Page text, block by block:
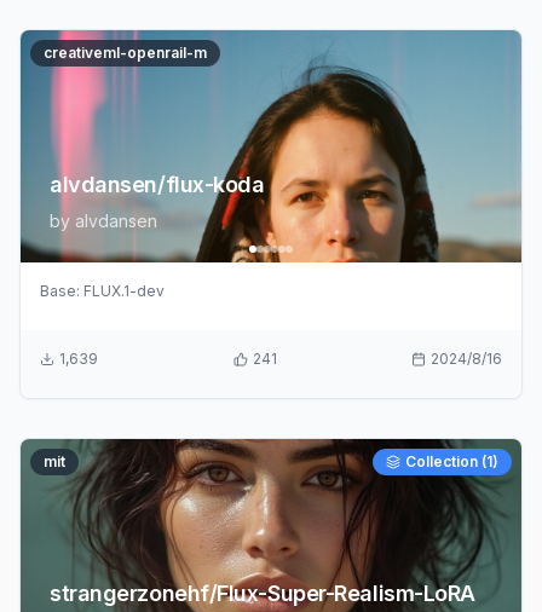
creativeml-openrail-m
alvdansen/flux-koda
by alvdansen
Base: FLUX.1-dev
1,639 241 2024/8/16
Collection (1)
mit
strangerzonehf/Flux-Super-Realism-LoRA